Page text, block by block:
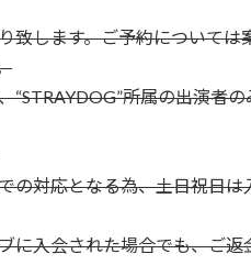
します。ご予約については
所属の出演者
の対応となる為、土日祝日
に入会された場合でも、ご